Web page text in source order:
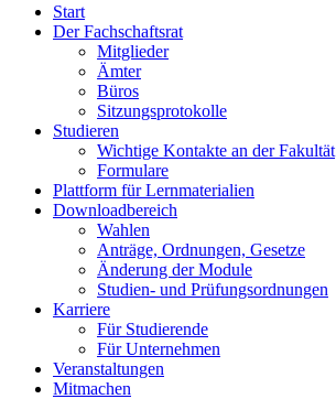
Start
Der Fachschaftsrat
Mitglieder
Ämter
Büros
Sitzungsprotokolle
Studieren
Wichtige Kontakte an der Fakultät
Formulare
Plattform für Lernmaterialien
Downloadbereich
Wahlen
Anträge, Ordnungen, Gesetze
Änderung der Module
Studien- und Prüfungsordnungen
Karriere
Für Studierende
Für Unternehmen
Veranstaltungen
Mitmachen